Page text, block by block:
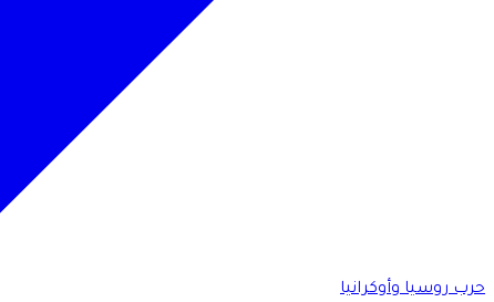
حرب روسيا وأوكرانيا